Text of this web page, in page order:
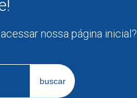
nossa página inicial?